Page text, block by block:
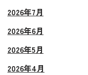
2026年7月
2026年6月
2026年5月
2026年4月